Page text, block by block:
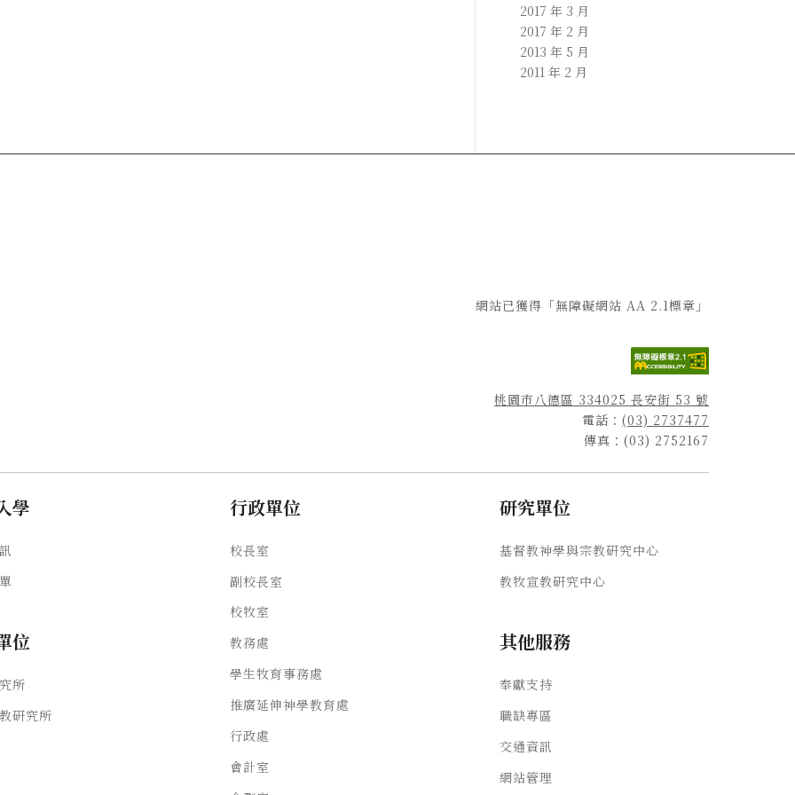
2017 年 3 月
2017 年 2 月
2013 年 5 月
2011 年 2 月
網站已獲得「無障礙網站 AA 2.1標章」
桃園市八德區 334025 長安街 53 號
電話： (03) 2737477
傳真：(03) 2752167
學
位
所
研究所
行政單位
校長室
副校長室
校牧室
教務處
學生牧育事務處
推廣延伸神學教育處
行政處
會計室
研究單位
基督教神學與宗教研究中心
教牧宣教研究中心
其他服務
奉獻支持
職缺專區
交通資訊
網站管理